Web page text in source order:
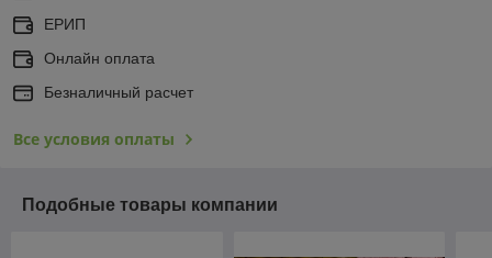
ЕРИП
Онлайн оплата
Безналичный расчет
Все условия оплаты
Подобные товары компании